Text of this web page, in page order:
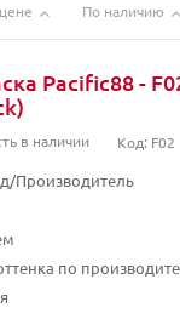
По наличию
Pacific88 -
в наличии Код: F02
Производитель
по